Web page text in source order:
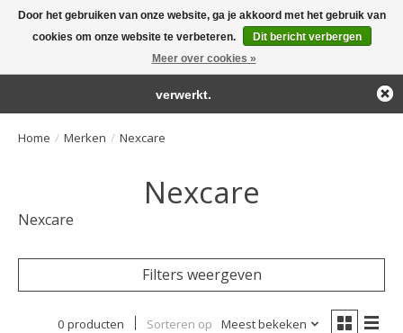
Large selection of products and fast shipping!
Home / Merken / Nexcare
Nexcare
Nexcare
Filters weergeven
0 producten Sorteren op Meest bekeken
Door het gebruiken van onze website, ga je akkoord met het gebruik van
cookies om onze website te verbeteren.
Dit bericht verbergen
Meer over cookies »
← Keer terug naar de backofficeDeze winkel is in aanbouw.
Eventueel geplaatste orders zullen niet worden gehonoreerd of
verwerkt.